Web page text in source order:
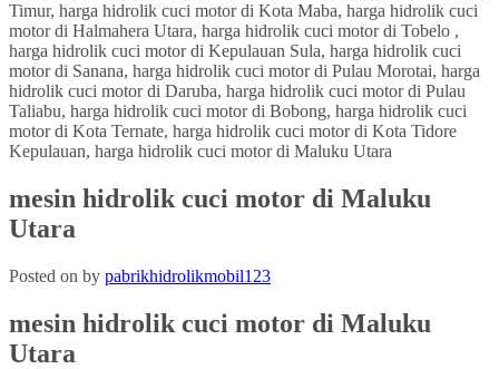
mesin hidrolik cuci motor di Maluku
Utara
Posted on by pabrikhidrolikmobil123
mesin hidrolik cuci motor di Maluku
Utara